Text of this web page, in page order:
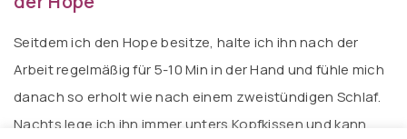
Seitdem ich den Hope besitze, halte ich ihn nach der
Arbeit regelmäßig für 5-10 Min in der Hand und fühle mich
danach so erholt wie nach einem zweistündigen Schlaf.
Nachts lege ich ihn immer unters Kopfkissen und kann